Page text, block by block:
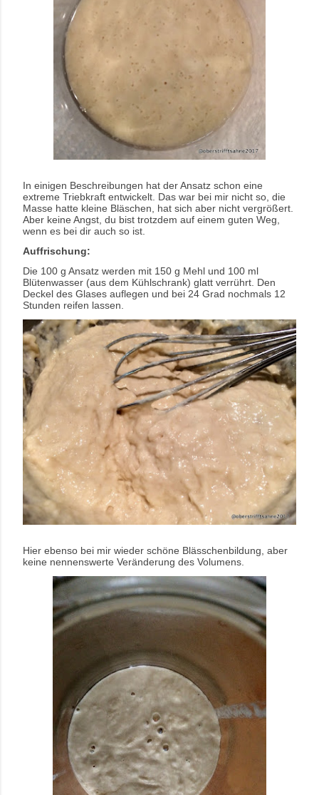
In einigen Beschreibungen hat der Ansatz schon eine
extreme Triebkraft entwickelt. Das war bei mir nicht so, die
Masse hatte kleine Bläschen, hat sich aber nicht vergrößert.
Aber keine Angst, du bist trotzdem auf einem guten Weg,
wenn es bei dir auch so ist.
Auffrischung:
Die 100 g Ansatz werden mit 150 g Mehl und 100 ml
Blütenwasser (aus dem Kühlschrank) glatt verrührt. Den
Deckel des Glases auflegen und bei 24 Grad nochmals 12
Stunden reifen lassen.
Hier ebenso bei mir wieder schöne Blässchenbildung, aber
keine nennenswerte Veränderung des Volumens.